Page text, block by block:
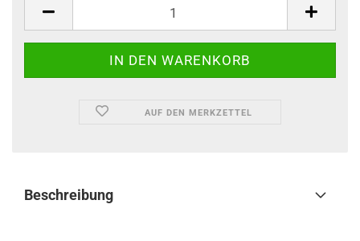
AUF DEN MERKZETTEL
Beschreibung